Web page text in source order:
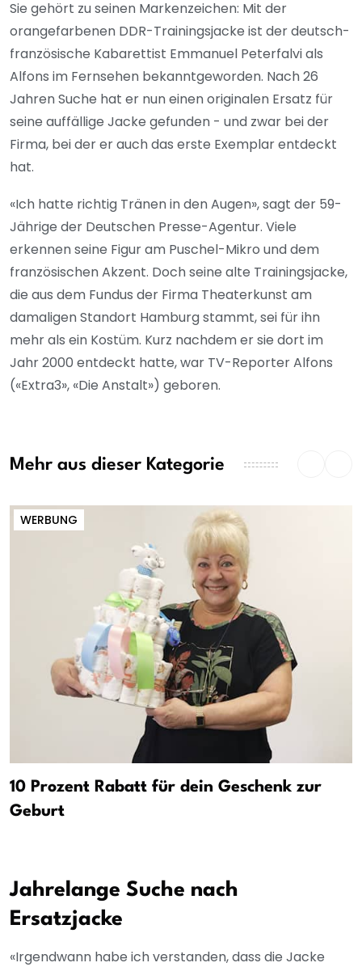
Sie gehört zu seinen Markenzeichen: Mit der
orangefarbenen DDR-Trainingsjacke ist der deutsch-
französische Kabarettist Emmanuel Peterfalvi als
Alfons im Fernsehen bekanntgeworden. Nach 26
Jahren Suche hat er nun einen originalen Ersatz für
seine auffällige Jacke gefunden - und zwar bei der
Firma, bei der er auch das erste Exemplar entdeckt
hat.
«Ich hatte richtig Tränen in den Augen», sagt der 59-
Jährige der Deutschen Presse-Agentur. Viele
erkennen seine Figur am Puschel-Mikro und dem
französischen Akzent. Doch seine alte Trainingsjacke,
die aus dem Fundus der Firma Theaterkunst am
damaligen Standort Hamburg stammt, sei für ihn
mehr als ein Kostüm. Kurz nachdem er sie dort im
Jahr 2000 entdeckt hatte, war TV-Reporter Alfons
(«Extra3», «Die Anstalt») geboren.
Mehr aus dieser Kategorie
WERBUNG
10 Prozent Rabatt für dein Geschenk zur
Geburt
Jahrelange Suche nach
Ersatzjacke
«Irgendwann habe ich verstanden, dass die Jacke